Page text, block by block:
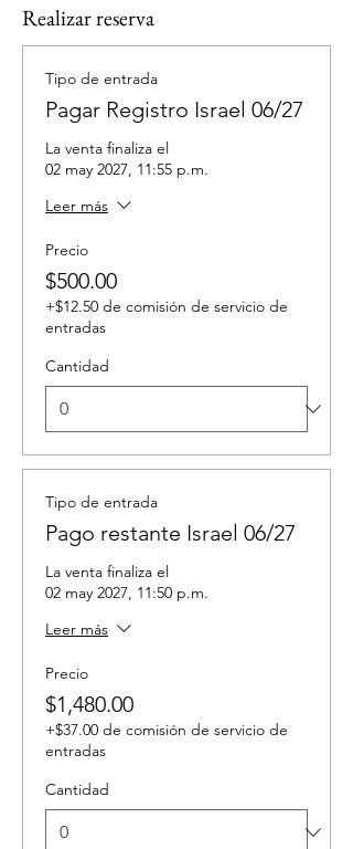
Realizar reserva
Tipo de entrada
Pagar Registro Israel 06/27
La venta finaliza el
02 may 2027, 11:55 p.m.
Leer más
Precio
$500.00
+$12.50 de comisión de servicio de
entradas
Cantidad
Tipo de entrada
Pago restante Israel 06/27
La venta finaliza el
02 may 2027, 11:50 p.m.
Leer más
Precio
$1,480.00
+$37.00 de comisión de servicio de
entradas
Cantidad